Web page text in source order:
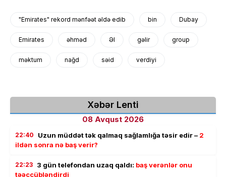
"Emirates" rekord mənfəət əldə edib bin Dubay
Emirates əhməd Əl gəlir group
məktum nağd səid verdiyi
Xəbər Lenti
08 Avqust 2026
22:40 Uzun müddət tək qalmaq sağlamlığa təsir edir – 2
ildən sonra nə baş verir?
22:23 3 gün telefondan uzaq qaldı: baş verənlər onu
təəccübləndirdi